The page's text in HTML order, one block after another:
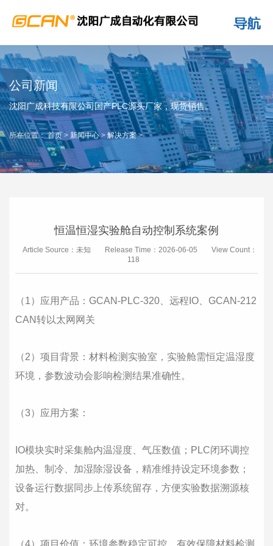
公司新闻
沈阳广成科技有限公司国产PLC源头厂家，现货销售。
所在位置：首页 > 新闻中心> 解决方案>
恒温恒湿实验舱自动控制系统案例
Article Source：未知 Release Time：2026-06-05
View Count：
118
（1）应用产品：GCAN-PLC-320、远程IO、GCAN-212
CAN转以太网网关
（2）项目背景：材料检测实验室，实验舱需恒定温湿度
环境，参数波动会影响检测结果准确性。
（3）应用方案：
IO模块实时采集舱内温湿度、气压数值；PLC闭环调控
加热、制冷、加湿除湿设备，精准维持设定环境参数；
设备运行数据同步上传系统留存，方便实验数据溯源核
对。